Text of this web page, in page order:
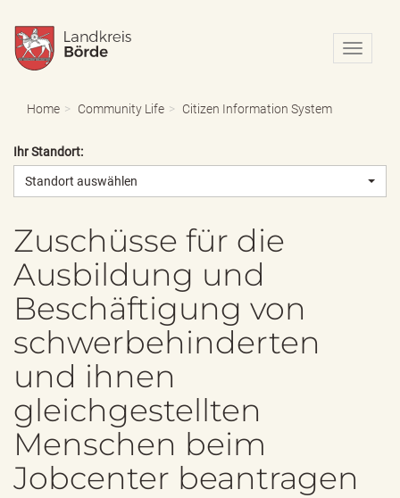
N
a
o
n
Home Community Life Citizen Information System
Ihr Standort:
Standort auswählen
Zuschüsse für die
Ausbildung und
Beschäftigung von
schwerbehinderten
und ihnen
gleichgestellten
Menschen beim
Jobcenter beantragen